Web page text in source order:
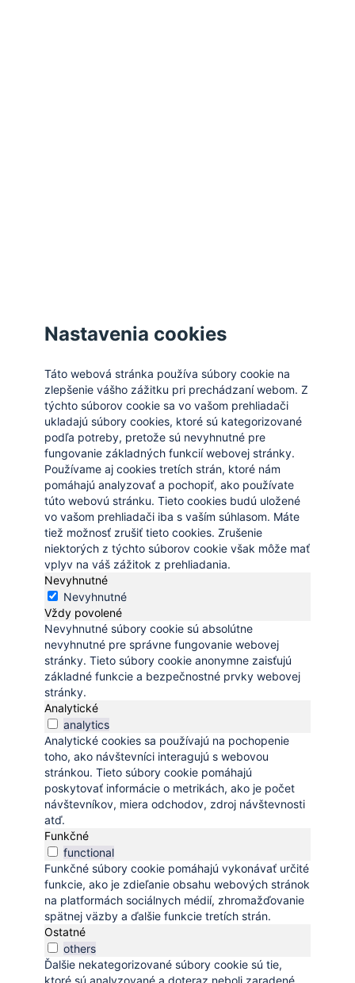
Nastavenia cookies
Táto webová stránka používa súbory cookie na
zlepšenie vášho zážitku pri prechádzaní webom. Z
týchto súborov cookie sa vo vašom prehliadači
ukladajú súbory cookies, ktoré sú kategorizované
podľa potreby, pretože sú nevyhnutné pre
fungovanie základných funkcií webovej stránky.
Používame aj cookies tretích strán, ktoré nám
pomáhajú analyzovať a pochopiť, ako používate
túto webovú stránku. Tieto cookies budú uložené
vo vašom prehliadači iba s vaším súhlasom. Máte
tiež možnosť zrušiť tieto cookies. Zrušenie
niektorých z týchto súborov cookie však môže mať
vplyv na váš zážitok z prehliadania.
Nevyhnutné
Nevyhnutné
Vždy povolené
Nevyhnutné súbory cookie sú absolútne
nevyhnutné pre správne fungovanie webovej
stránky. Tieto súbory cookie anonymne zaisťujú
základné funkcie a bezpečnostné prvky webovej
stránky.
Analytické
analytics
Analytické cookies sa používajú na pochopenie
toho, ako návštevníci interagujú s webovou
stránkou. Tieto súbory cookie pomáhajú
poskytovať informácie o metrikách, ako je počet
návštevníkov, miera odchodov, zdroj návštevnosti
atď.
Funkčné
functional
Funkčné súbory cookie pomáhajú vykonávať určité
funkcie, ako je zdieľanie obsahu webových stránok
na platformách sociálnych médií, zhromažďovanie
spätnej väzby a ďalšie funkcie tretích strán.
Ostatné
others
Ďalšie nekategorizované súbory cookie sú tie,
ktoré sú analyzované a doteraz neboli zaradené